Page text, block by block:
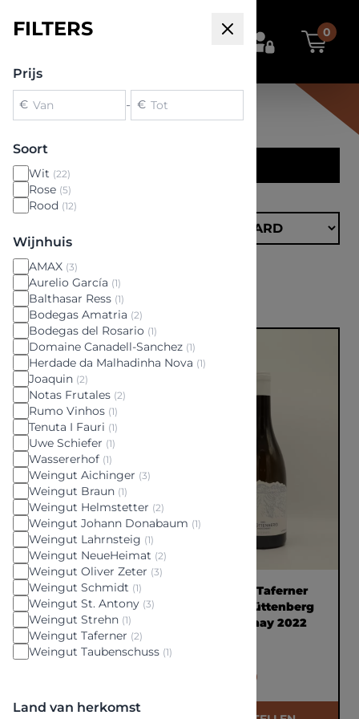
0
FILTERS
Prijs
€ - €
Soort
Wit (22)
Rose (5)
Rood (12)
Wijnhuis
AMAX (3)
Aurelio García (1)
Balthasar Ress (1)
Bodegas Amatria (2)
Bodegas del Rosario (1)
Domaine Canadell-Sanchez (1)
Herdade da Malhadinha Nova (1)
Joaquin (2)
Notas Frutales (2)
Rumo Vinhos (1)
Tenuta I Fauri (1)
Uwe Schiefer (1)
Wassererhof (1)
Weingut Aichinger (3)
Weingut Braun (1)
Weingut Helmstetter (2)
Weingut Johann Donabaum (1)
Weingut Lahrnsteig (1)
Weingut NeueHeimat (2)
Weingut Oliver Zeter (3)
Weingut Schmidt (1)
Weingut St. Antony (3)
Weingut Strehn (1)
Weingut Taferner (2)
Weingut Taubenschuss (1)
Land van herkomst
ONZE
WIJNEN
13,5% ✕ Wis alles
Notas Frutales Finca
Garabelos 2022
0,75L
Weingut Taferner
Ried Schüttenberg
Chardonnay 2022
€ 35,00